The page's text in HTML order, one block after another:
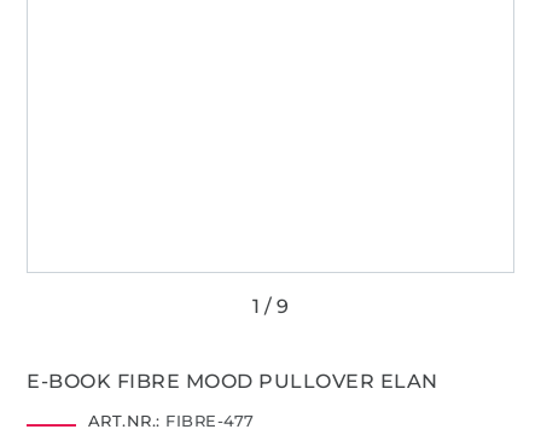
E-BOOK FIBRE MOOD PULLOVER ELAN
ART.NR.: FIBRE-477